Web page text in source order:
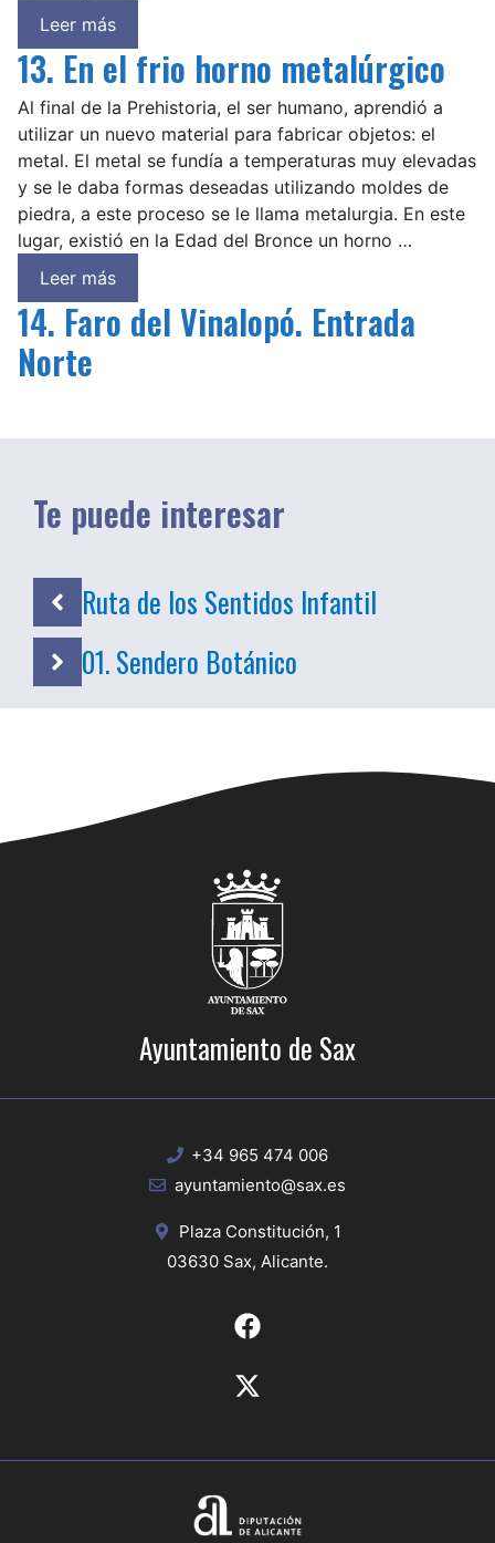
Leer más
13. En el frio horno metalúrgico
Al final de la Prehistoria, el ser humano, aprendió a
utilizar un nuevo material para fabricar objetos: el
metal. El metal se fundía a temperaturas muy elevadas
y se le daba formas deseadas utilizando moldes de
piedra, a este proceso se le llama metalurgia. En este
lugar, existió en la Edad del Bronce un horno …
Leer más
14. Faro del Vinalopó. Entrada
Norte
Te puede interesar
Ruta de los Sentidos Infantil
01. Sendero Botánico
Ayuntamiento de Sax
+34 965 474 006
ayuntamiento@sax.es
Plaza Constitución, 1
03630 Sax, Alicante.